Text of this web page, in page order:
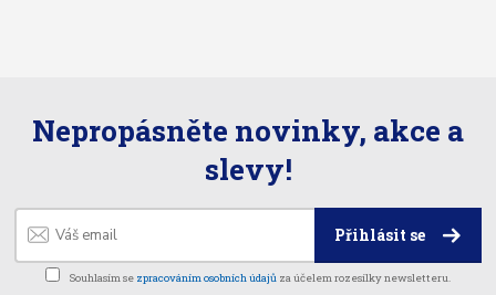
Nepropásněte novinky, akce a
slevy!
Přihlásit se
Souhlasím se zpracováním osobních údajů za účelem rozesílky newsletteru.